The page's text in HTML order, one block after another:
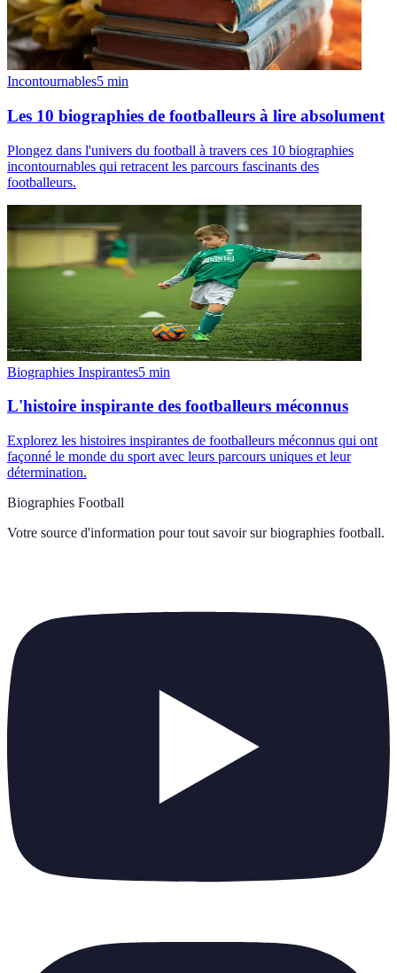
Incontournables5 min
Les 10 biographies de footballeurs à lire absolument
Plongez dans l'univers du football à travers ces 10 biographies
incontournables qui retracent les parcours fascinants des
footballeurs.
Biographies Inspirantes5 min
L'histoire inspirante des footballeurs méconnus
Explorez les histoires inspirantes de footballeurs méconnus qui ont
façonné le monde du sport avec leurs parcours uniques et leur
détermination.
Biographies Football
Votre source d'information pour tout savoir sur biographies football.